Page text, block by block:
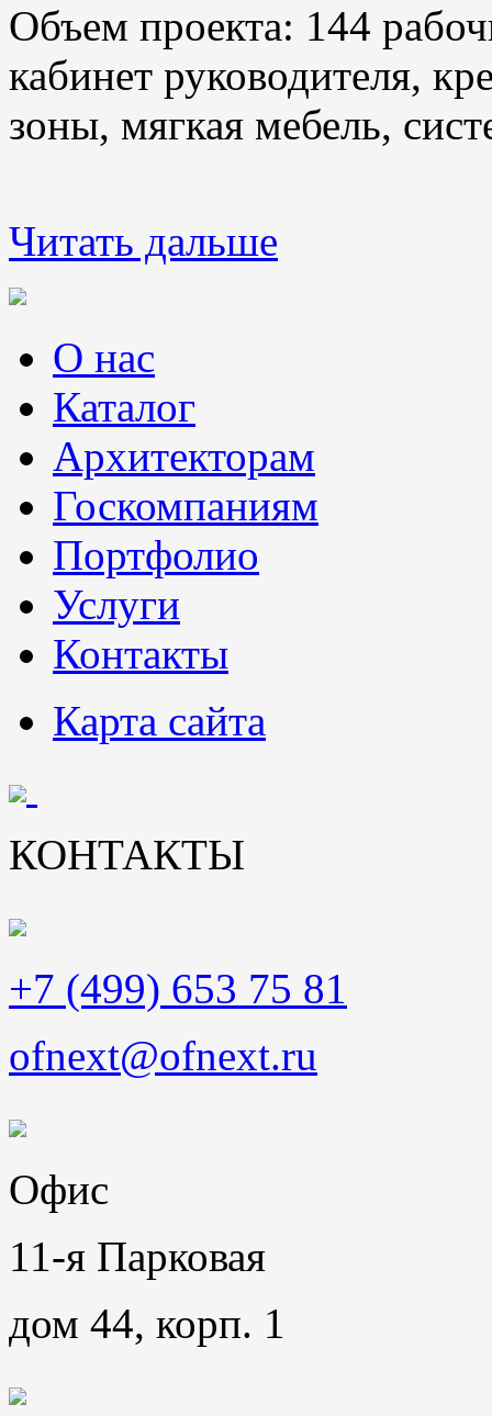
Объем проекта: 144
кабинет руководителя,
зоны, мягкая мебель,
Читать дальше
О нас
Каталог
Архитекторам
Госкомпаниям
Портфолио
Услуги
Контакты
Карта сайта
КОНТАКТЫ
+7 (499) 653 75 81
ofnext@ofnext.ru
Офис
11-я Парковая
дом 44, корп. 1